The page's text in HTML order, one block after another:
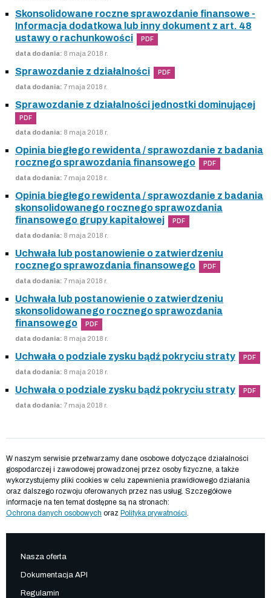
Skonsolidowane roczne sprawozdanie finansowe -
Informacja dodatkowa lub inny dokument z art. 48
ustawy o rachunkowości
PDF
data dodania: 8 maja 2018 r.
Sprawozdanie z działalności PDF
data dodania: 7 maja 2018 r.
Sprawozdanie z działalności jednostki dominującej
PDF
data dodania: 8 maja 2018 r.
Opinia biegłego rewidenta / sprawozdanie z badania
rocznego sprawozdania finansowego
PDF
data dodania: 7 maja 2018 r.
Opinia biegłego rewidenta / sprawozdanie z badania
skonsolidowanego rocznego sprawozdania
finansowego grupy kapitałowej
PDF
data dodania: 8 maja 2018 r.
Uchwała lub postanowienie o zatwierdzeniu
rocznego sprawozdania finansowego
PDF
data dodania: 7 maja 2018 r.
Uchwała lub postanowienie o zatwierdzeniu
skonsolidowanego rocznego sprawozdania
finansowego
PDF
data dodania: 8 maja 2018 r.
Uchwała o podziale zysku bądź pokryciu straty PDF
data dodania: 8 maja 2018 r.
Uchwała o podziale zysku bądź pokryciu straty PDF
data dodania: 7 maja 2018 r.
W naszym serwisie przetwarzamy dane osobowe dotyczące działalności
gospodarczej i zawodowej prowadzonej przez osoby fizyczne, a także
wykorzystujemy pliki cookies w celu zapewnienia prawidłowego działania
oraz dalszego rozwoju oferowanych przez nas usług. Szczegółowe
informacje na ten temat dostępne są na stronach:
Ochrona danych osobowych oraz Polityka prywatności
Nasza oferta
Dokumentacja API
Regulamin